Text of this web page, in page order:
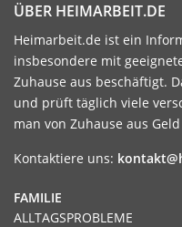
ÜBER HEIMARBEIT.DE
Heimarbeit.de ist ein
insbesondere mit
Zuhause aus beschäftigt.
und prüft täglich viele
man von Zuhause aus
Kontaktiere uns:
FAMILIE
ALLTAGSPROBLEME